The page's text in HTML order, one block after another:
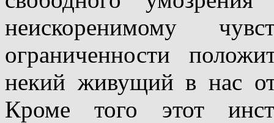
неискоренимому
ограниченности
некий живущий в нас
Кроме того этот